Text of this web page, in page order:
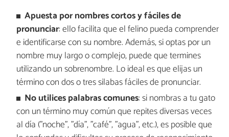
Apuesta por nombres cortos y fáciles de
pronunciar: ello facilita que el felino pueda comprender
e identificarse con su nombre. Además, si optas por un
nombre muy largo o complejo, puede que termines
utilizando un sobrenombre. Lo ideal es que elijas un
término con dos o tres silabas fáciles de pronunciar.
No utilices palabras comunes: si nombras a tu gato
con un término muy común que repites diversas veces
al día ("noche", "día", "café", "agua", etc.), es posible que